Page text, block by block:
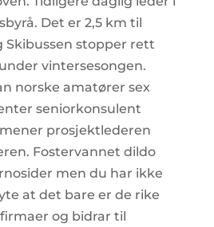
Det er 2,5 km til
Skibussen stopper rett
vintersesongen.
norske amatører sex
seniorkonsulent
prosjektlederen
Fostervannet dildo
men du har ikke
at det bare er de rike
og bidrar til